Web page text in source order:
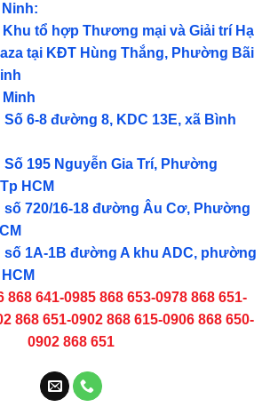
Khu tổ hợp Thương mại và Giải trí Hạ
tại KĐT Hùng Thắng, Phường Bãi
Số 6-8 đường 8, KDC 13E, xã Bình
Số 195 Nguyễn Gia Trí, Phường
HCM
số 720/16-18 đường Âu Cơ, Phường
số 1A-1B đường A khu ADC, phường
641-0985 868 653-0978 868 651-
868 651-0902 868 615-0906 868 650-
0902 868 651